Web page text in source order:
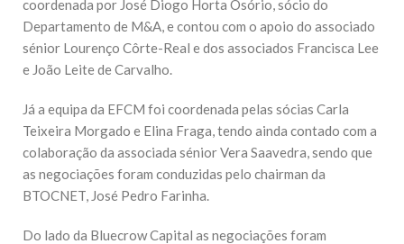
coordenada por José Diogo Horta Osório, sócio do
Departamento de M&A, e contou com o apoio do associado
sénior Lourenço Côrte-Real e dos associados Francisca Lee
e João Leite de Carvalho.
Já a equipa da EFCM foi coordenada pelas sócias Carla
Teixeira Morgado e Elina Fraga, tendo ainda contado com a
colaboração da associada sénior Vera Saavedra, sendo que
as negociações foram conduzidas pelo chairman da
BTOCNET, José Pedro Farinha.
Do lado da Bluecrow Capital as negociações foram